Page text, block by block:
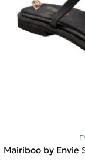
Mairiboo by Envie